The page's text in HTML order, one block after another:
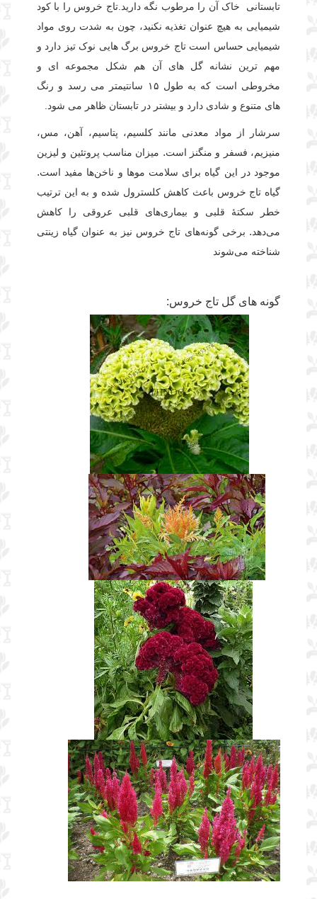
تابستانی خاک آن را مرطوب نگه دارید.تاج خروس را با کود
شیمیایی به هیچ عنوان تغذیه نکنید، چون به شدت روی مواد
شیمیایی حساس استتاج خروس برگ هایی نوک تیز دارد و
مهم ترین نشانه گل های آن هم شکل مجموعه ای و
مخروطی است که به طول ۱۵ سانتیمتر می رسد و رنگ
های متنوع و شادی دارد و بیشتر در تابستان ظاهر می شود.
سرشار از مواد معدنی مانند کلسیم، پتاسیم، آهن، مس،
منیزیم، فسفر و منگنز است. میزان مناسب پروتئین و لیزین
موجود در این گیاه برای سلامت موها و ناخن‌ها مفید است.
گیاه تاج خروس باعث کاهش کلسترول شده و به این ترتیب
خطر سکتهٔ قلبی و بیماری‌های قلبی عروقی را کاهش
می‌دهد. برخی گونه‌های تاج خروس نیز به عنوان گیاه زینتی
شناخته می‌شوند
گونه های گل تاج خروس: